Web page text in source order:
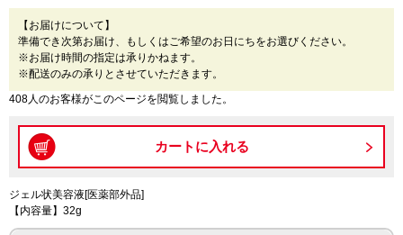
【お届けについて】
準備でき次第お届け、もしくはご希望のお日にちをお選びください。
※お届け時間の指定は承りかねます。
※配送のみの承りとさせていただきます。
408人のお客様がこのページを閲覧しました。
ジェル状美容液[医薬部外品]
【内容量】32g